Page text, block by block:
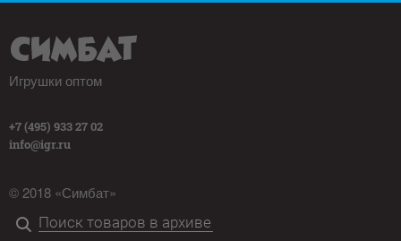
Игрушки оптом
+7 (495) 933 27 02
info@igr.ru
© 2018 «Симбат»